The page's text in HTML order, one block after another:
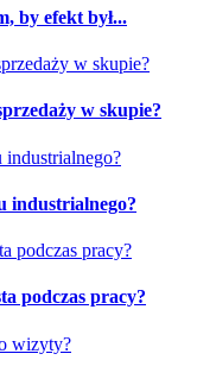
by efekt był...
w skupie?
industrialnego?
podczas pracy?